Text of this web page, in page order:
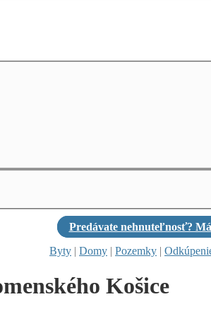
Predávate nehnuteľnosť?
Byty | Domy | Pozemky |
Košice